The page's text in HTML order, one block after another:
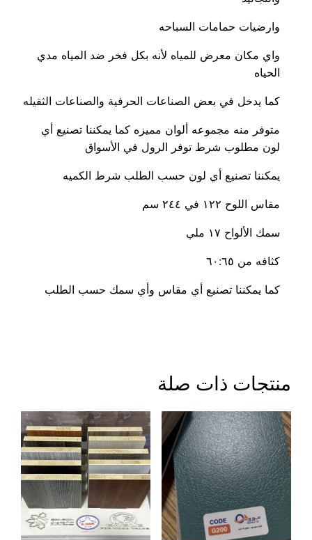
وارضيات حمامات السباحه
واي مكان معرض للمياه لأنه بكل فخر ضد المياه مدي
الحياه
كما يدخل في بعض الصناعات الحرفية والصناعات الثقيله
متوفر منه مجموعه ألوان مميزه كما يمكننا تصنيع أي
لون مطلوب شرط توفر الرول في الأسواق
يمكننا تصنيع أي لون حسب الطلب شرط الكميه
مقاس اللوح ١٢٢ في ٢٤٤ سم
سمك الألواح ١٧ ملي
كثافه من ٦٠:٦٥
كما يمكننا تصنيع أي مقاس وأي سمك حسب الطلب
منتجات ذات صلة